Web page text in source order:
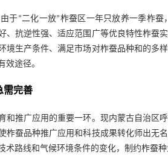
于“二化一放”柞蚕区一年只放养一季柞
、抗逆性强、适应范围广等优良特性柞蚕
境生产条件、满足市场对柞蚕品种和的多
效途径。
需完善
和推广应用的重要一环。现内蒙古自治区
柞蚕品种推广应用和科技成果转化师出无
路线和气候环境条件的变化，制约柞蚕种